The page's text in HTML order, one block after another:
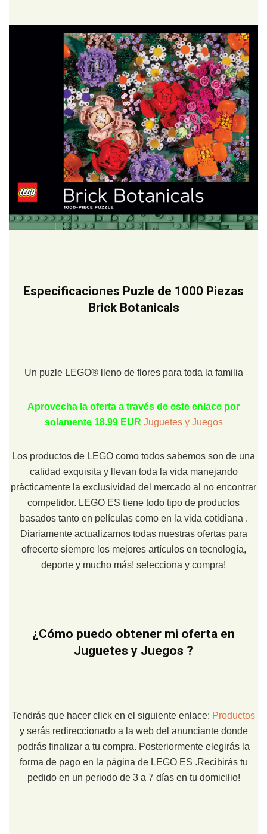
Especificaciones Puzle de 1000 Piezas
Brick Botanicals
Un puzle LEGO® lleno de flores para toda la familia
Aprovecha la oferta a través de este enlace por
solamente 18.99 EUR Juguetes y Juegos
Los productos de LEGO como todos sabemos son de una
calidad exquisita y llevan toda la vida manejando
prácticamente la exclusividad del mercado al no encontrar
competidor. LEGO ES tiene todo tipo de productos
basados tanto en películas como en la vida cotidiana .
Diariamente actualizamos todas nuestras ofertas para
ofrecerte siempre los mejores artículos en tecnología,
deporte y mucho más! selecciona y compra!
¿Cómo puedo obtener mi oferta en
Juguetes y Juegos ?
Tendrás que hacer click en el siguiente enlace: Productos
y serás redireccionado a la web del anunciante donde
podrás finalizar a tu compra. Posteriormente elegirás la
forma de pago en la página de LEGO ES .Recibirás tu
pedido en un periodo de 3 a 7 días en tu domicilio!